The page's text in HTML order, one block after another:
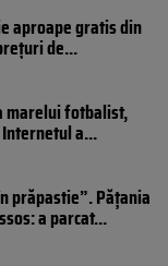
aproape gratis din
de...
marelui fotbalist,
a...
prăpastie”. Pățania
a parcat...